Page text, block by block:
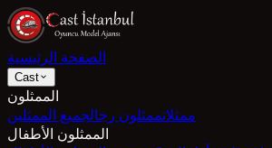
الصفحة الرئيسية
Cast
الممثلون
ممثلاتممثلون رجالجميع الممثلين
الممثلون الأطفال